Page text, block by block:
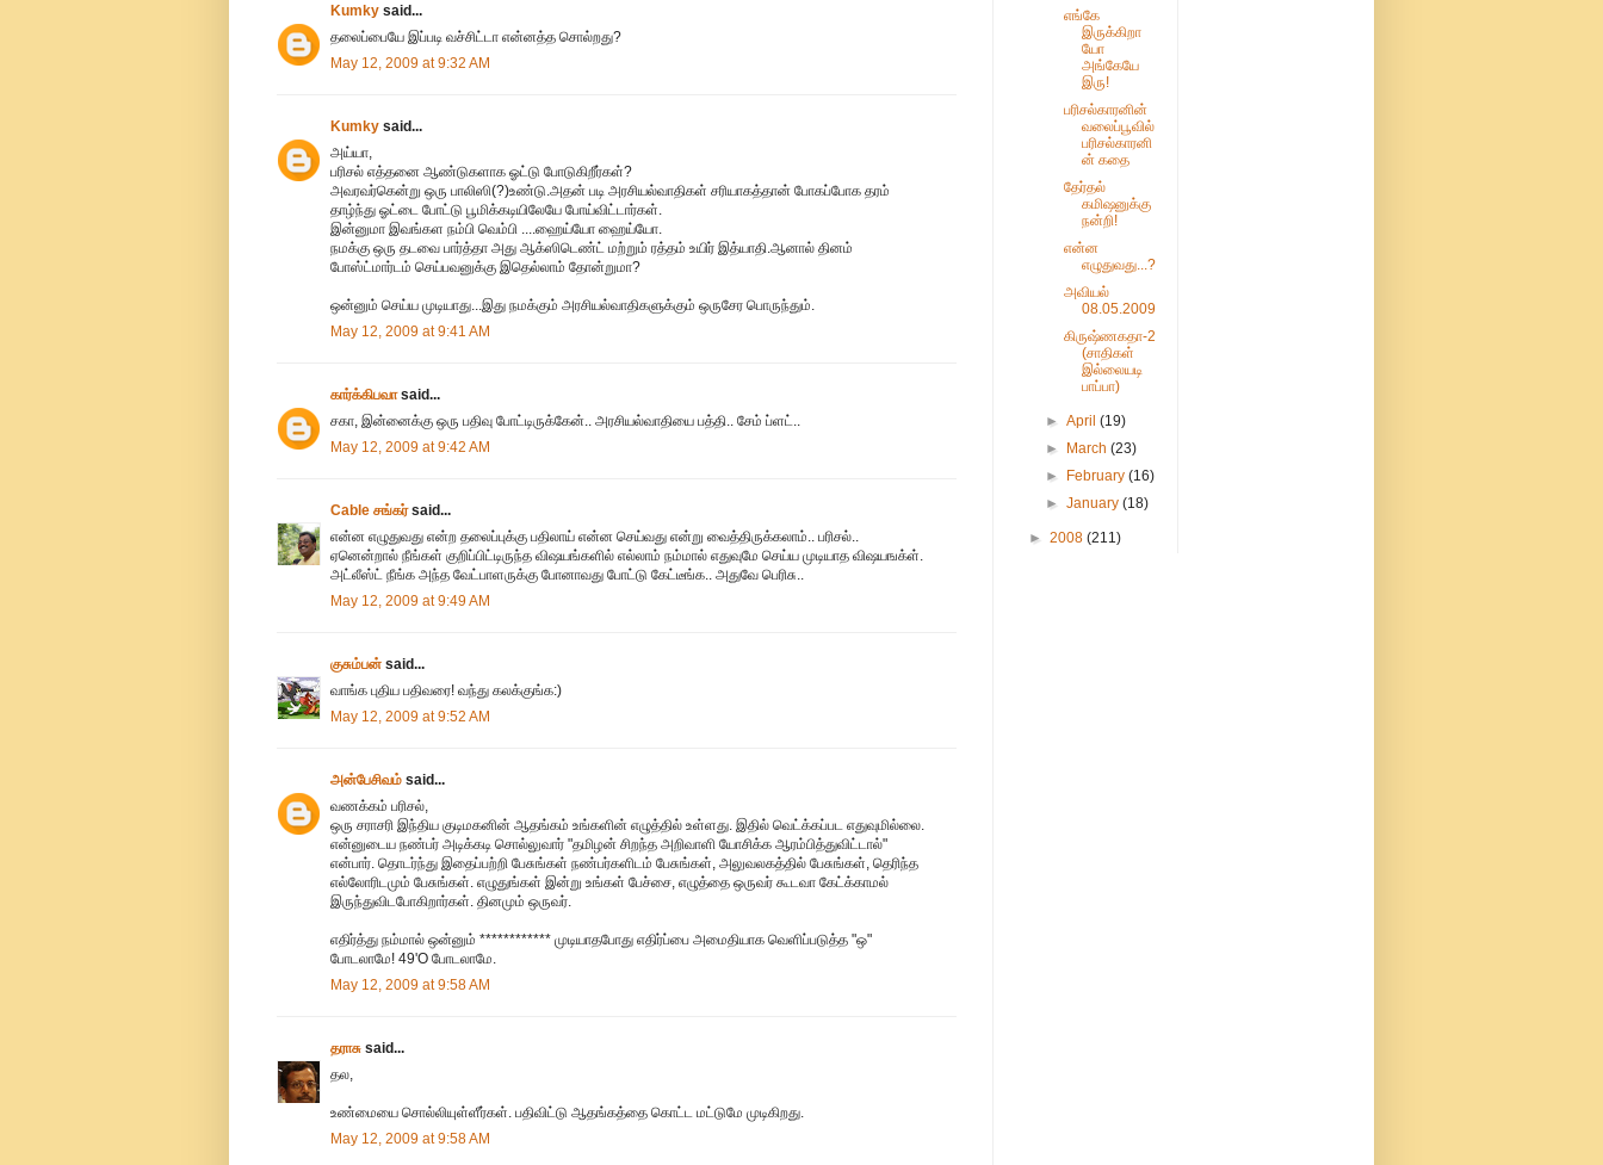
Kumky said...
தலைப்பையே இப்படி வச்சிட்டா என்னத்த சொல்றது?
May 12, 2009 at 9:32 AM
Kumky said...
அய்யா,
பரிசல் எத்தனை ஆண்டுகளாக ஓட்டு போடுகிறீர்கள்?
அவரவர்கென்று ஒரு பாலிஸி(?)உண்டு.அதன் படி அரசியல்வாதிகள் சரியாகத்தான் போகப்போக தரம்
தாழ்ந்து ஓட்டை போட்டு பூமிக்கடியிலேயே போய்விட்டார்கள்.
இன்னுமா இவங்கள நம்பி வெம்பி ....ஹைய்யோ ஹைய்யோ.
நமக்கு ஒரு தடவை பார்த்தா அது ஆக்ஸிடெண்ட் மற்றும் ரத்தம் உயிர் இத்யாதி.ஆனால் தினம்
போஸ்ட்மார்டம் செய்பவனுக்கு இதெல்லாம் தோன்றுமா?
ஒன்னும் செய்ய முடியாது...இது நமக்கும் அரசியல்வாதிகளுக்கும் ஒருசேர பொருந்தும்.
May 12, 2009 at 9:41 AM
கார்க்கிபவாsaid...
சகா, இன்னைக்கு ஒரு பதிவு போட்டிருக்கேன்.. அரசியல்வாதியை பத்தி.. சேம் ப்ளட்..
May 12, 2009 at 9:42 AM
Cable சங்கர்said...
என்ன எழுதுவது என்ற தலைப்புக்கு பதிலாய் என்ன செய்வது என்று வைத்திருக்கலாம்.. பரிசல்..
ஏனென்றால் நீங்கள் குறிப்பிட்டிருந்த விஷயங்களில் எல்லாம் நம்மால் எதுவுமே செய்ய முடியாத விஷயஙக்ள்.
அட்லீஸ்ட் நீங்க அந்த வேட்பாளருக்கு போனாவது போட்டு கேட்டீங்க.. அதுவே பெரிசு..
May 12, 2009 at 9:49 AM
குசும்பன் said...
வாங்க புதிய பதிவரை! வந்து கலக்குங்க:)
May 12, 2009 at 9:52 AM
அன்பேசிவம் said...
வணக்கம் பரிசல்,
ஒரு சராசரி இந்திய குடிமகனின் ஆதங்கம் உங்களின் எழுத்தில் உள்ளது. இதில் வெட்க்கப்பட எதுவுமில்லை.
என்னுடைய நண்பர் அடிக்கடி சொல்லுவார் "தமிழன் சிறந்த அறிவாளி யோசிக்க ஆரம்பித்துவிட்டால்"
என்பார். தொடர்ந்து இதைப்பற்றி பேசுங்கள் நண்பர்களிடம் பேசுங்கள், அலுவலகத்தில் பேசுங்கள், தெரிந்த
எல்லோரிடமும் பேசுங்கள். எழுதுங்கள் இன்று உங்கள் பேச்சை, எழுத்தை ஒருவர் கூடவா கேட்க்காமல்
இருந்துவிடபோகிறார்கள். தினமும் ஒருவர்.
எதிர்த்து நம்மால் ஒன்னும் ************ முடியாதபோது எதிர்ப்பை அமைதியாக வெளிப்படுத்த "ஒ"
போடலாமே! 49'O போடலாமே.
May 12, 2009 at 9:58 AM
தராசு said...
தல,
உண்மையை சொல்லியுள்ளீர்கள். பதிவிட்டு ஆதங்கத்தை கொட்ட மட்டுமே முடிகிறது.
May 12, 2009 at 9:58 AM
எங்கே
இருக்கிறா
யோ
அங்கேயே
இரு!
பரிசல்காரனின்
வலைப்பூவில்
பரிசல்காரனி
ன் கதை
தேர்தல்
கமிஷனுக்கு
நன்றி!
என்ன
எழுதுவது...?
அவியல்
08.05.2009
கிருஷ்ணகதா-2
(சாதிகள்
இல்லையடி
பாப்பா)
►April(19)
►
March(23)
►
February(16)
►January(18)
► 2008 (211)